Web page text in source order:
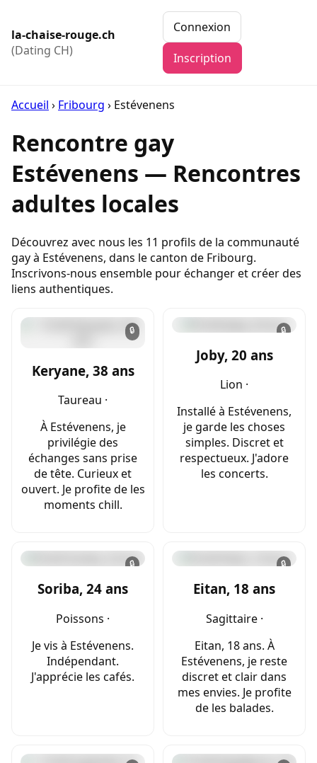
la-chaise-rouge.ch
(Dating CH)
Connexion
Inscription
Accueil › Fribourg › Estévenens
Rencontre gay
Estévenens — Rencontres
adultes locales
Découvrez avec nous les 11 profils de la communauté
gay à Estévenens, dans le canton de Fribourg.
Inscrivons-nous ensemble pour échanger et créer des
liens authentiques.
🔒
Keryane, 38 ans
Taureau ·
À Estévenens, je
privilégie des
échanges sans prise
de tête. Curieux et
ouvert. Je profite de les
moments chill.
🔒
Joby, 20 ans
Lion ·
Installé à Estévenens,
je garde les choses
simples. Discret et
respectueux. J'adore
les concerts.
🔒
Soriba, 24 ans
Poissons ·
Je vis à Estévenens.
Indépendant.
J'apprécie les cafés.
🔒
Eitan, 18 ans
Sagittaire ·
Eitan, 18 ans. À
Estévenens, je reste
discret et clair dans
mes envies. Je profite
de les balades.